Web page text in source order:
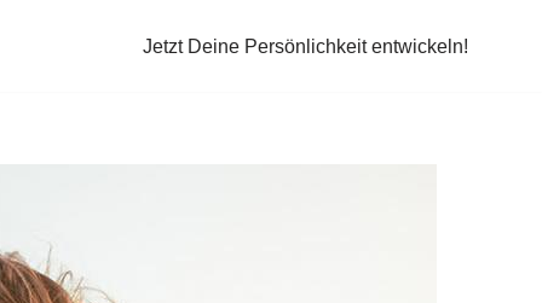
Jetzt Deine Persönlichkeit entwickeln!